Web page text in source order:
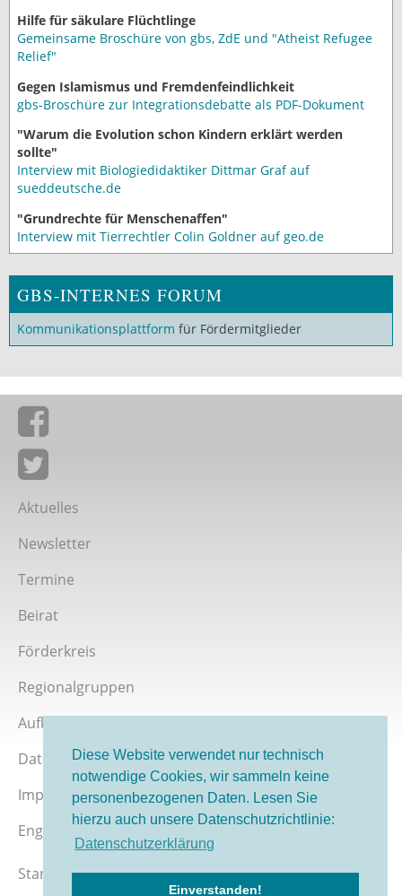
Diese Website verwendet nur technisch
notwendige Cookies, wir sammeln keine
personenbezogenen Daten. Lesen Sie
hierzu auch unsere Datenschutzrichtlinie:
Datenschutzerklärung
Einverstanden!
Hilfe für säkulare Flüchtlinge
Gemeinsame Broschüre von gbs, ZdE und "Atheist Refugee
Relief"
Gegen Islamismus und Fremdenfeindlichkeit
gbs-Broschüre zur Integrationsdebatte als PDF-Dokument
"Warum die Evolution schon Kindern erklärt werden
sollte"
Interview mit Biologiedidaktiker Dittmar Graf auf
sueddeutsche.de
"Grundrechte für Menschenaffen"
Interview mit Tierrechtler Colin Goldner auf geo.de
GBS-INTERNES FORUM
Kommunikationsplattform für Fördermitglieder
Giordano-Bruno-Stiftung auf Facebook
Giordano-Bruno-Stiftung bei Twitter
Aktuelles
Newsletter
Termine
Beirat
Förderkreis
Regionalgruppen
Aufklärer werden
Datenschutz
Impressum
English version
Stand 08/2026